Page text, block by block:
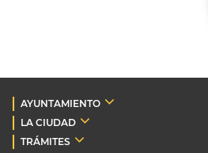
AYUNTAMIENTO
LA CIUDAD
TRÁMITES